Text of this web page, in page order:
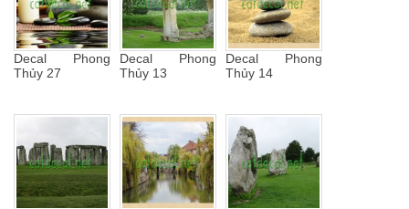
Decal Phong
Thủy 27
Decal Phong
Thủy 13
Decal Phong
Thủy 14